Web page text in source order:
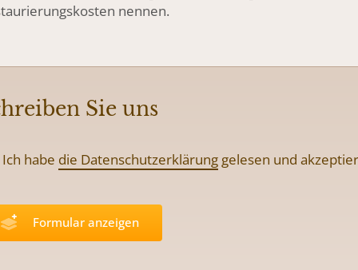
nennen.
Sie uns
Ich habe die Datenschutzerklärunggelesen und
Formular anzeigen